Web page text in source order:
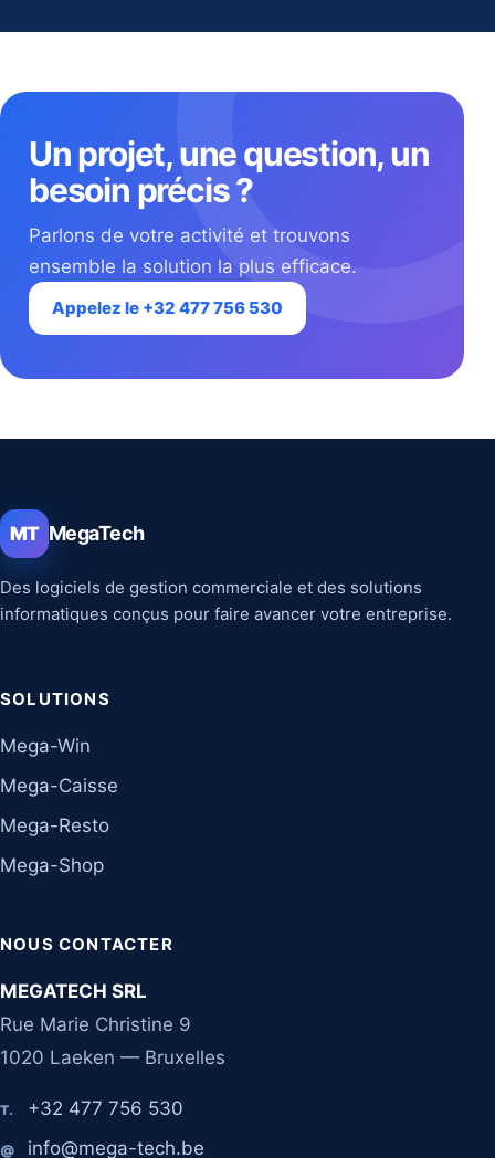
Un projet, une question, un
besoin précis ?
Parlons de votre activité et trouvons
ensemble la solution la plus efficace.
Appelez le +32 477 756 530
MT MegaTech
Des logiciels de gestion commerciale et des solutions
informatiques conçus pour faire avancer votre entreprise.
SOLUTIONS
Mega-Win
Mega-Caisse
Mega-Resto
Mega-Shop
NOUS CONTACTER
MEGATECH SRL
Rue Marie Christine 9
1020 Laeken — Bruxelles
T. +32 477 756 530
@ info@mega-tech.be